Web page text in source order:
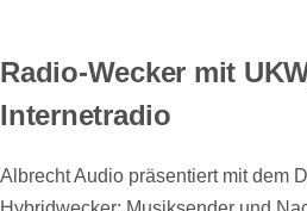
Radio-Wecker mit
Internetradio
Albrecht Audio präsentiert mit dem